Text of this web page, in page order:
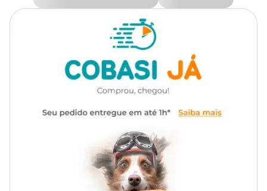
inflamatórios
Meloxicam
Apresentação
Embalagem com 10
comprimidos
Tipo de Pet Cachorros
A orientação do laboratório fabricante do
administrar o medicamento via oral, ou seja, diretamente na boca
do animal. Para isso, confira a tabela de referência com a dosagem
indicada de acordo com o peso corporal do seu cãozinho.
Primeiro
0,2 mg/kg
1 vez ao
dia
e demais
2